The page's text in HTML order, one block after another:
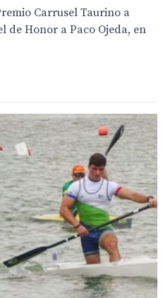
Carrusel Taurino a
de Honor a Paco Ojeda, en